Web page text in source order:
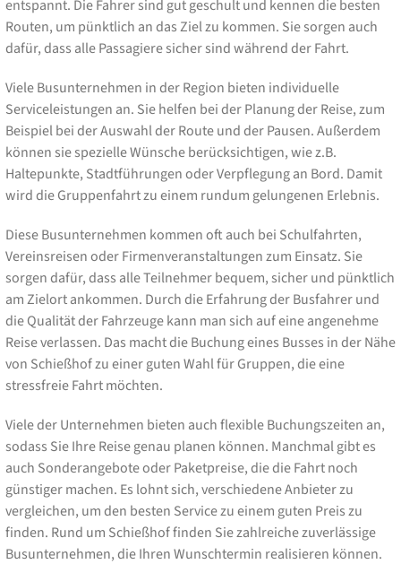
entspannt. Die Fahrer sind gut geschult und kennen die besten
Routen, um pünktlich an das Ziel zu kommen. Sie sorgen auch
dafür, dass alle Passagiere sicher sind während der Fahrt.
Viele Busunternehmen in der Region bieten individuelle
Serviceleistungen an. Sie helfen bei der Planung der Reise, zum
Beispiel bei der Auswahl der Route und der Pausen. Außerdem
können sie spezielle Wünsche berücksichtigen, wie z.B.
Haltepunkte, Stadtführungen oder Verpflegung an Bord. Damit
wird die Gruppenfahrt zu einem rundum gelungenen Erlebnis.
Diese Busunternehmen kommen oft auch bei Schulfahrten,
Vereinsreisen oder Firmenveranstaltungen zum Einsatz. Sie
sorgen dafür, dass alle Teilnehmer bequem, sicher und pünktlich
am Zielort ankommen. Durch die Erfahrung der Busfahrer und
die Qualität der Fahrzeuge kann man sich auf eine angenehme
Reise verlassen. Das macht die Buchung eines Busses in der Nähe
von Schießhof zu einer guten Wahl für Gruppen, die eine
stressfreie Fahrt möchten.
Viele der Unternehmen bieten auch flexible Buchungszeiten an,
sodass Sie Ihre Reise genau planen können. Manchmal gibt es
auch Sonderangebote oder Paketpreise, die die Fahrt noch
günstiger machen. Es lohnt sich, verschiedene Anbieter zu
vergleichen, um den besten Service zu einem guten Preis zu
finden. Rund um Schießhof finden Sie zahlreiche zuverlässige
Busunternehmen, die Ihren Wunschtermin realisieren können.